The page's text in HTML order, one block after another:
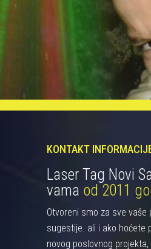
KONTAKT
Laser Tag Novi
vama od 2011
Otvoreni smo za sve vaše
sugestije. ali i ako hoćete
novog poslovnog